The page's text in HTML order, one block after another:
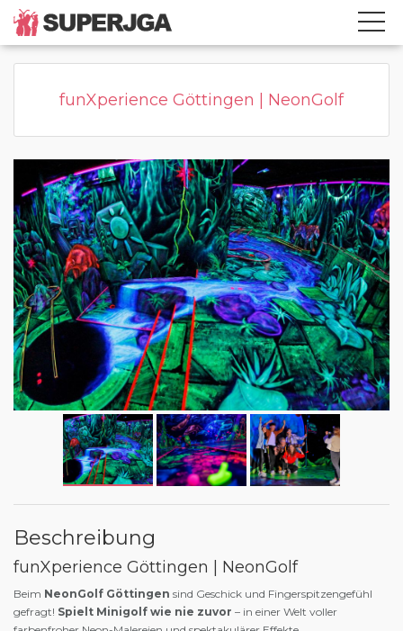
Home Kategorie Page active
funXperience Göttingen | NeonGolf
Beschreibung
funXperience Göttingen | NeonGolf
Beim NeonGolf Göttingen sind Geschick und Fingerspitzengefühl
gefragt! Spielt Minigolf wie nie zuvor – in einer Welt voller